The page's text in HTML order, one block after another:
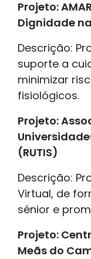
Projeto:
Dignidade
Descrição:
suporte a
minimizar
fisiológicos.
Projeto:
(RUTIS)
Descrição:
Virtual, de
sénior e
Projeto:
Meãs do